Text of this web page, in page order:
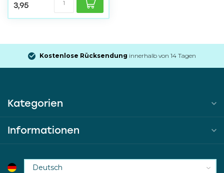
3,95
Kostenlose Rücksendung innerhalb von 14 Tagen
Kategorien
Informationen